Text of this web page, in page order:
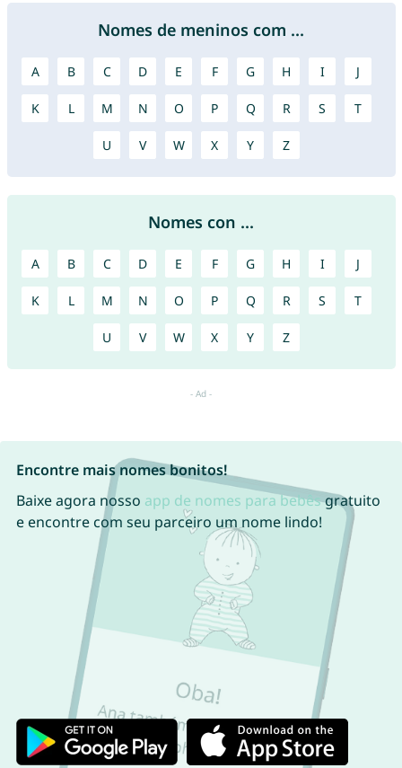
Nomes de meninos com ...
A B C D E F G H I J
K L M N O P Q R S T
U V W X Y Z
Nomes con ...
A B C D E F G H I J
K L M N O P Q R S T
U V W X Y Z
Encontre mais nomes bonitos!
Baixe agora nosso app de nomes para bebêsgratuito
e encontre com seu parceiro um nome lindo!